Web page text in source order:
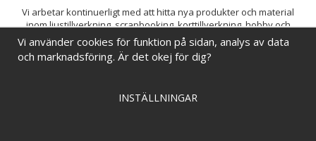
Vi arbetar kontinuerligt med att hitta nya produkter och material
inom ljustillverkning, scrapbooking, korttillverkning, hobby och
pyssel. Målet är att bredda sortimentet och löpande förbättra och
utveckla vårt utbud, så att du alltid kan hitta det du behöver hos oss.
Vi använder cookies för funktion på sidan, analys av data
och marknadsföring. Är det okej för dig?
INSTÄLLNINGAR